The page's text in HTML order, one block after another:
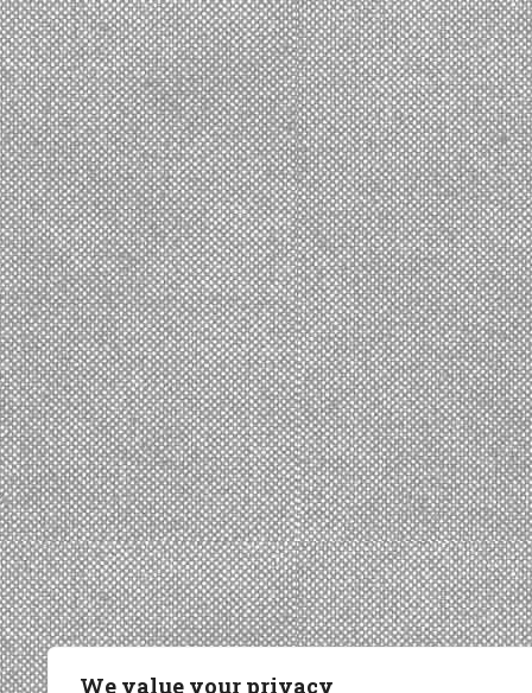
We value your privacy